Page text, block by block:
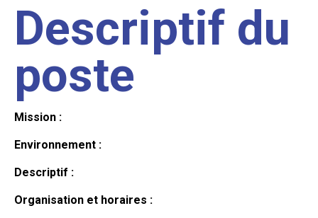
Descriptif du
poste
Mission :
Environnement :
Descriptif :
Organisation et horaires :